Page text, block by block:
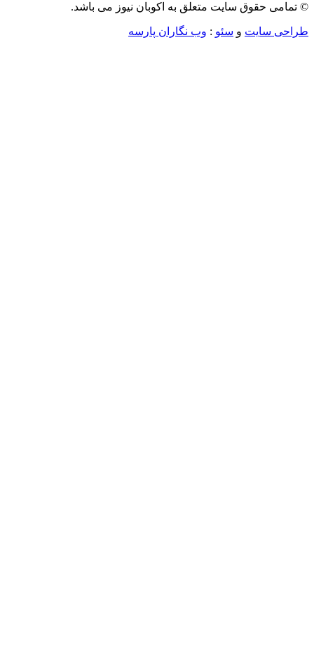
حقوق سایت متعلق به اکوبان نیوز می باشد.
سایت وسئو : وب نگاران پارسه